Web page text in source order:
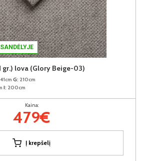
gr.) lova (Glory Beige-03)
G: 210cm
I: 200cm
Kaina:
479€
Į krepšelį